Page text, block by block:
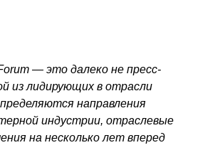
— это далеко не пресс-
из лидирующих в отрасли
направления
индустрии, отраслевые
на несколько лет вперед